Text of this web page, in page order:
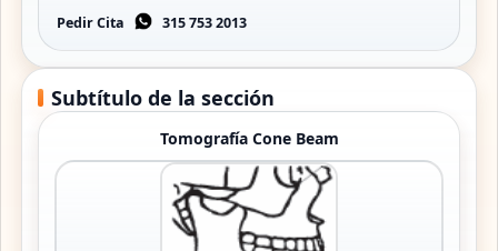
Pedir Cita 315 753 2013
Subtítulo de la sección
Tomografía Cone Beam